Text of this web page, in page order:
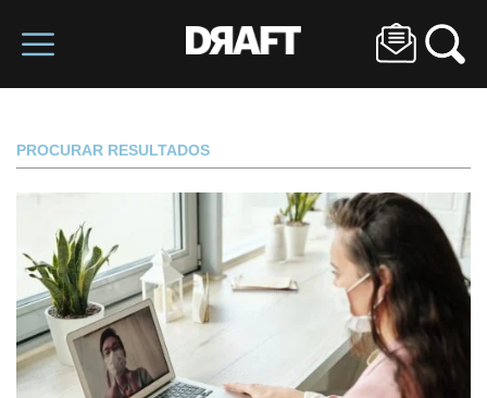
PROCURAR RESULTADOS